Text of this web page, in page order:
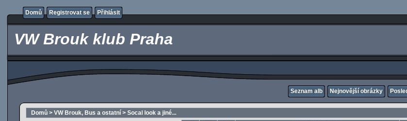
Domů Registrovat se Přihlásit
VW Brouk klub Praha
Seznam alb Nejnovější obrázky
Domů > VW Brouk, Bus a ostatní > Socal look a jiné...